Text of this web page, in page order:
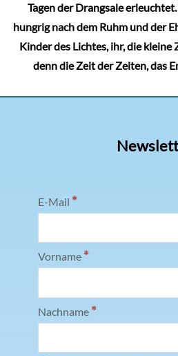
Tagen der Drangsale
hungrig nach dem Ruhm und der
Kinder des Lichtes, ihr, die kleine
denn die Zeit der Zeiten, das
E-Mail *
Vorname *
Nachname *